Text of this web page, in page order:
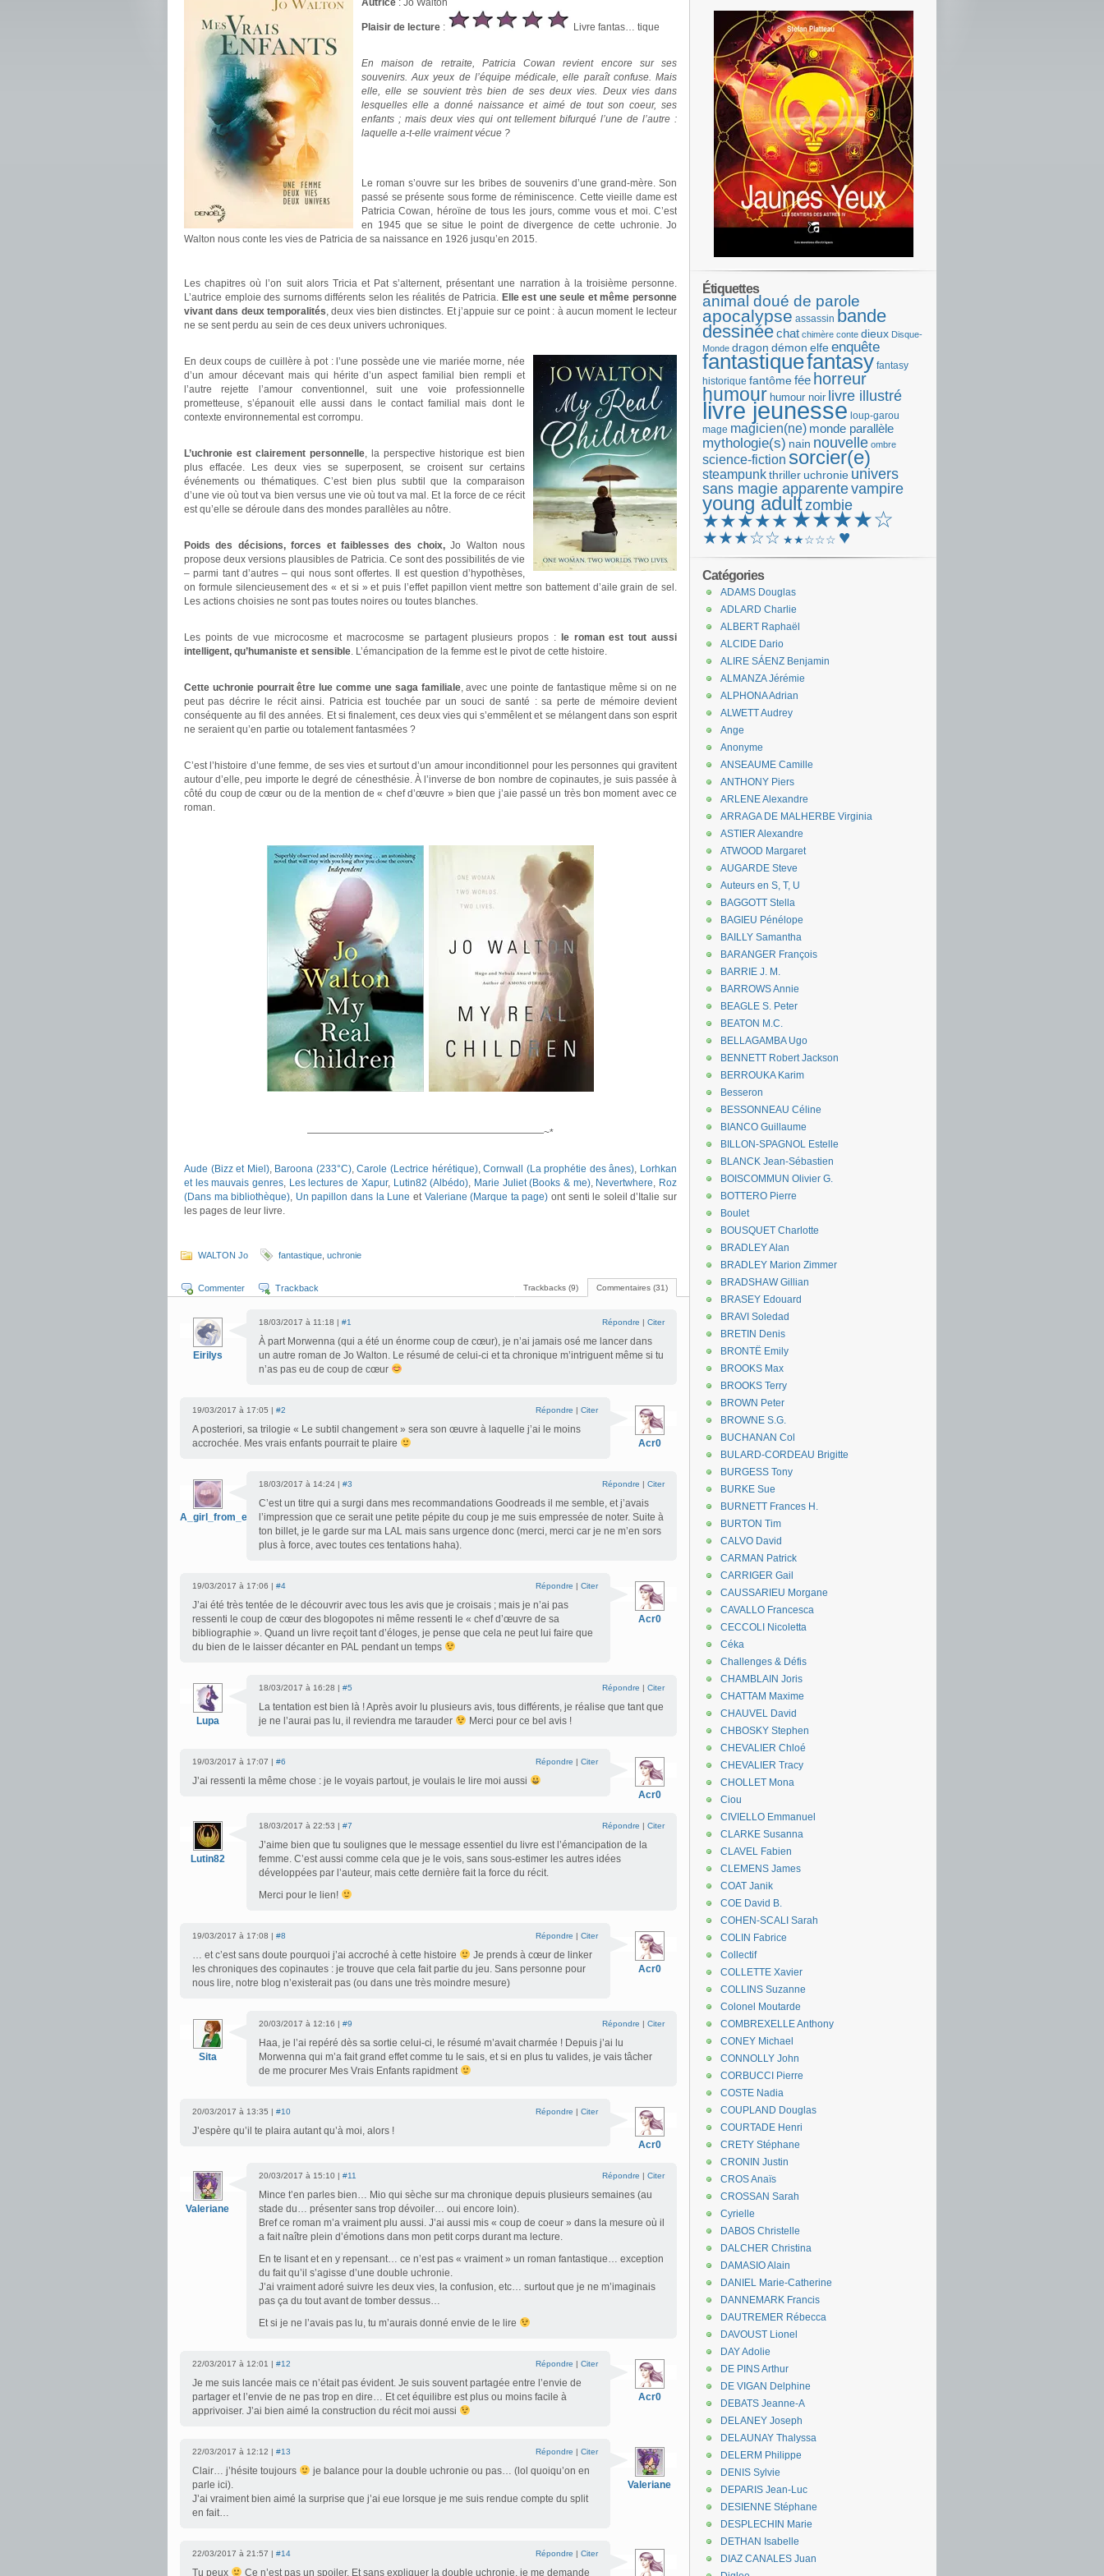
Autrice : Jo Walton
Plaisir de lecture :
Livre fantas… tique
En maison de retraite, Patricia Cowan revient encore sur ses
souvenirs. Aux yeux de l’équipe médicale, elle paraît confuse. Mais
elle, elle se souvient très bien de ses deux vies. Deux vies dans
lesquelles elle a donné naissance et aimé de tout son coeur, ses
enfants ; mais deux vies qui ont tellement bifurqué l’une de l’autre :
laquelle a-t-elle vraiment vécue ?
Le roman s’ouvre sur les bribes de souvenirs d’une grand-mère. Son
passé se présente sous forme de réminiscence. Cette vieille dame est
Patricia Cowan, héroïne de tous les jours, comme vous et moi. C’est
en 1945 que se situe le point de divergence de cette uchronie. Jo
Walton nous conte les vies de Patricia de sa naissance en 1926 jusqu’en 2015.
Les chapitres où l’on suit alors Tricia et Pat s’alternent, présentant une narration à la troisième personne.
L’autrice emploie des surnoms différents selon les réalités de Patricia. Elle est une seule et même personne
vivant dans deux temporalités, deux vies bien distinctes. Et j’appuie sur ce point : à aucun moment le lecteur
ne se sent perdu au sein de ces deux univers uchroniques.
En deux coups de cuillère à pot : l’une possède une vie mariée morne, née
d’un amour décevant mais qui hérite d’un aspect familial bien rempli et
l’autre rejette l’amour conventionnel, suit une voie professionnelle
prometteuse, s’épanouit elle aussi dans le contact familial mais dont le
contexte environnemental est corrompu.
L’uchronie est clairement personnelle, la perspective historique est bien
plus effacée. Les deux vies se superposent, se croisent sur certains
événements ou thématiques. C’est bien plus subtil que la comparaison
d’une vie où tout va bien versus une vie où tout va mal. Et la force de ce récit
est qu’elle se déroule dans des mondes parallèles au nôtre.
Poids des décisions, forces et faiblesses des choix,Jo Walton nous
propose deux versions plausibles de Patricia. Ce sont des possibilités de vie
– parmi tant d’autres – qui nous sont offertes. Il est question d’hypothèses,
on formule silencieusement des « et si » et puis l’effet papillon vient mettre son battement d’aile grain de sel.
Les actions choisies ne sont pas toutes noires ou toutes blanches.
Les points de vue microcosme et macrocosme se partagent plusieurs propos :
le roman est tout aussi
intelligent, qu’humaniste et sensible. L’émancipation de la femme est le pivot de cette histoire.
Cette uchronie pourrait être lue comme une saga familiale, avec une pointe de fantastique même si on ne
peut pas décrire le récit ainsi. Patricia est touchée par un souci de santé : sa perte de mémoire devient
conséquente au fil des années. Et si finalement, ces deux vies qui s’emmêlent et se mélangent dans son esprit
ne seraient qu’en partie ou totalement fantasmées ?
C’est l’histoire d’une femme, de ses vies et surtout d’un amour inconditionnel pour les personnes qui gravitent
autour d’elle, peu importe le degré de cénesthésie. À l’inverse de bon nombre de copinautes, je suis passée à
côté du coup de cœur ou de la mention de « chef d’œuvre » bien que j’aie passé un très bon moment avec ce
roman.
————————————————————————~*
Aude (Bizz et Miel), Baroona (233°C),Carole (Lectrice hérétique),Cornwall (La prophétie des ânes), Lorhkan
et les mauvais genres, Les lectures de Xapur, Lutin82 (Albédo), Marie Juliet (Books & me), Nevertwhere, Roz
(Dans ma bibliothèque), Un papillon dans la Lune et Valeriane (Marque ta page) ont senti le soleil d’Italie sur
les pages de leur livre.
WALTON Jo fantastique uchronie
Commentaires (31)
Trackbacks (9)
Commenter Trackback
Eirilys
18/03/2017 à 11:18 | #1 Répondre | Citer
À part Morwenna (qui a été un énorme coup de cœur), je n’ai jamais osé me lancer dans
un autre roman de Jo Walton. Le résumé de celui-ci et ta chronique m’intriguent même si tu
n’as pas eu de coup de cœur
Acr0
19/03/2017 à 17:05 | #2 Répondre | Citer
A posteriori, sa trilogie « Le subtil changement » sera son œuvre à laquelle j’ai le moins
accrochée. Mes vrais enfants pourrait te plaire
A_girl_from_earth
18/03/2017 à 14:24 | #3 Répondre | Citer
C’est un titre qui a surgi dans mes recommandations Goodreads il me semble, et j’avais
l’impression que ce serait une petite pépite du coup je me suis empressée de noter. Suite à
ton billet, je le garde sur ma LAL mais sans urgence donc (merci, merci car je ne m’en sors
plus à force, avec toutes ces tentations haha).
Acr0
19/03/2017 à 17:06 | #4 Répondre | Citer
J’ai été très tentée de le découvrir avec tous les avis que je croisais ; mais je n’ai pas
ressenti le coup de cœur des blogopotes ni même ressenti le « chef d’œuvre de sa
bibliographie ». Quand un livre reçoit tant d’éloges, je pense que cela ne peut lui faire que
du bien de le laisser décanter en PAL pendant un temps
Lupa
18/03/2017 à 16:28 | #5 Répondre | Citer
La tentation est bien là ! Après avoir lu plusieurs avis, tous différents, je réalise que tant que
je ne l’aurai pas lu, il reviendra me tarauder
Merci pour ce bel avis !
Acr0
19/03/2017 à 17:07 | #6 Répondre | Citer
J’ai ressenti la même chose : je le voyais partout, je voulais le lire moi aussi
Lutin82
18/03/2017 à 22:53 | #7 Répondre | Citer
J’aime bien que tu soulignes que le message essentiel du livre est l’émancipation de la
femme. C’est aussi comme cela que je le vois, sans sous-estimer les autres idées
développées par l’auteur, mais cette dernière fait la force du récit.
Merci pour le lien!
Acr0
19/03/2017 à 17:08 | #8 Répondre | Citer
… et c’est sans doute pourquoi j’ai accroché à cette histoire
Je prends à cœur de linker
les chroniques des copinautes : je trouve que cela fait partie du jeu. Sans personne pour
nous lire, notre blog n’existerait pas (ou dans une très moindre mesure)
Sita
20/03/2017 à 12:16 | #9 Répondre | Citer
Haa, je l’ai repéré dès sa sortie celui-ci, le résumé m’avait charmée ! Depuis j’ai lu
Morwenna qui m’a fait grand effet comme tu le sais, et si en plus tu valides, je vais tâcher
de me procurer Mes Vrais Enfants rapidment
Acr0
20/03/2017 à 13:35 | #10 Répondre | Citer
J’espère qu’il te plaira autant qu’à moi, alors !
Valeriane
20/03/2017 à 15:10 | #11 Répondre | Citer
Mince t’en parles bien… Mio qui sèche sur ma chronique depuis plusieurs semaines (au
stade du… présenter sans trop dévoiler… oui encore loin).
Bref ce roman m’a vraiment plu aussi. J’ai aussi mis « coup de coeur » dans la mesure où il
a fait naître plein d’émotions dans mon petit corps durant ma lecture.
En te lisant et en y repensant… ce n’est pas « vraiment » un roman fantastique… exception
du fait qu’il s’agisse d’une double uchronie.
J’ai vraiment adoré suivre les deux vies, la confusion, etc… surtout que je ne m’imaginais
pas ça du tout avant de tomber dessus…
Et si je ne l’avais pas lu, tu m’aurais donné envie de le lire
Acr0
22/03/2017 à 12:01 | #12 Répondre | Citer
Je me suis lancée mais ce n’était pas évident. Je suis souvent partagée entre l’envie de
partager et l’envie de ne pas trop en dire… Et cet équilibre est plus ou moins facile à
apprivoiser. J’ai bien aimé la construction du récit moi aussi
Valeriane
22/03/2017 à 12:12 | #13 Répondre | Citer
Clair… j’hésite toujours
je balance pour la double uchronie ou pas… (lol quoiqu’on en
parle ici).
J’ai vraiment bien aimé la surprise que j’ai eue lorsque je me suis rendue compte du split
en fait…
22/03/2017 à 21:57 | #14 Répondre | Citer
Tu peux Ce n’est pas un spoiler. Et sans expliquer la double uchronie, je me demande
Étiquettes
animal doué de parole
apocalypse assassin bande
dessinéechat chimère conte dieux Disque-
Monde dragon démon elfeenquête
fantastiquefantasy fantasy
historique fantômefée horreur
humour humour noir livre illustré
livre jeunesse loup-garou
mage magicien(ne) monde parallèle
mythologie(s) nain nouvelle ombre
science-fiction sorcier(e)
steampunkthriller uchronie univers
sans magie apparentevampire
young adultzombie
★★★★★ ★★★★☆
★★★☆☆ ★★☆☆☆ ♥
Catégories
ADAMS Douglas
ADLARD Charlie
ALBERT Raphaël
ALCIDE Dario
ALIRE SÁENZ Benjamin
ALMANZA Jérémie
ALPHONA Adrian
ALWETT Audrey
Ange
Anonyme
ANSEAUME Camille
ANTHONY Piers
ARLENE Alexandre
ARRAGA DE MALHERBE Virginia
ASTIER Alexandre
ATWOOD Margaret
AUGARDE Steve
Auteurs en S, T, U
BAGGOTT Stella
BAGIEU Pénélope
BAILLY Samantha
BARANGER François
BARRIE J. M.
BARROWS Annie
BEAGLE S. Peter
BEATON M.C.
BELLAGAMBA Ugo
BENNETT Robert Jackson
BERROUKA Karim
Besseron
BESSONNEAU Céline
BIANCO Guillaume
BILLON-SPAGNOL Estelle
BLANCK Jean-Sébastien
BOISCOMMUN Olivier G.
BOTTERO Pierre
Boulet
BOUSQUET Charlotte
BRADLEY Alan
BRADLEY Marion Zimmer
BRADSHAW Gillian
BRASEY Edouard
BRAVI Soledad
BRETIN Denis
BRONTË Emily
BROOKS Max
BROOKS Terry
BROWN Peter
BROWNE S.G.
BUCHANAN Col
BULARD-CORDEAU Brigitte
BURGESS Tony
BURKE Sue
BURNETT Frances H.
BURTON Tim
CALVO David
CARMAN Patrick
CARRIGER Gail
CAUSSARIEU Morgane
CAVALLO Francesca
CECCOLI Nicoletta
Céka
Challenges & Défis
CHAMBLAIN Joris
CHATTAM Maxime
CHAUVEL David
CHBOSKY Stephen
CHEVALIER Chloé
CHEVALIER Tracy
CHOLLET Mona
Ciou
CIVIELLO Emmanuel
CLARKE Susanna
CLAVEL Fabien
CLEMENS James
COAT Janik
COE David B.
COHEN-SCALI Sarah
COLIN Fabrice
Collectif
COLLETTE Xavier
COLLINS Suzanne
Colonel Moutarde
COMBREXELLE Anthony
CONEY Michael
CONNOLLY John
CORBUCCI Pierre
COSTE Nadia
COUPLAND Douglas
COURTADE Henri
CRETY Stéphane
CRONIN Justin
CROS Anaïs
CROSSAN Sarah
Cyrielle
DABOS Christelle
DALCHER Christina
DAMASIO Alain
DANIEL Marie-Catherine
DANNEMARK Francis
DAUTREMER Rébecca
DAVOUST Lionel
DAY Adolie
DE PINS Arthur
DE VIGAN Delphine
DEBATS Jeanne-A
DELANEY Joseph
DELAUNAY Thalyssa
DELERM Philippe
DENIS Sylvie
DEPARIS Jean-Luc
DESIENNE Stéphane
DESPLECHIN Marie
DETHAN Isabelle
DIAZ CANALES Juan